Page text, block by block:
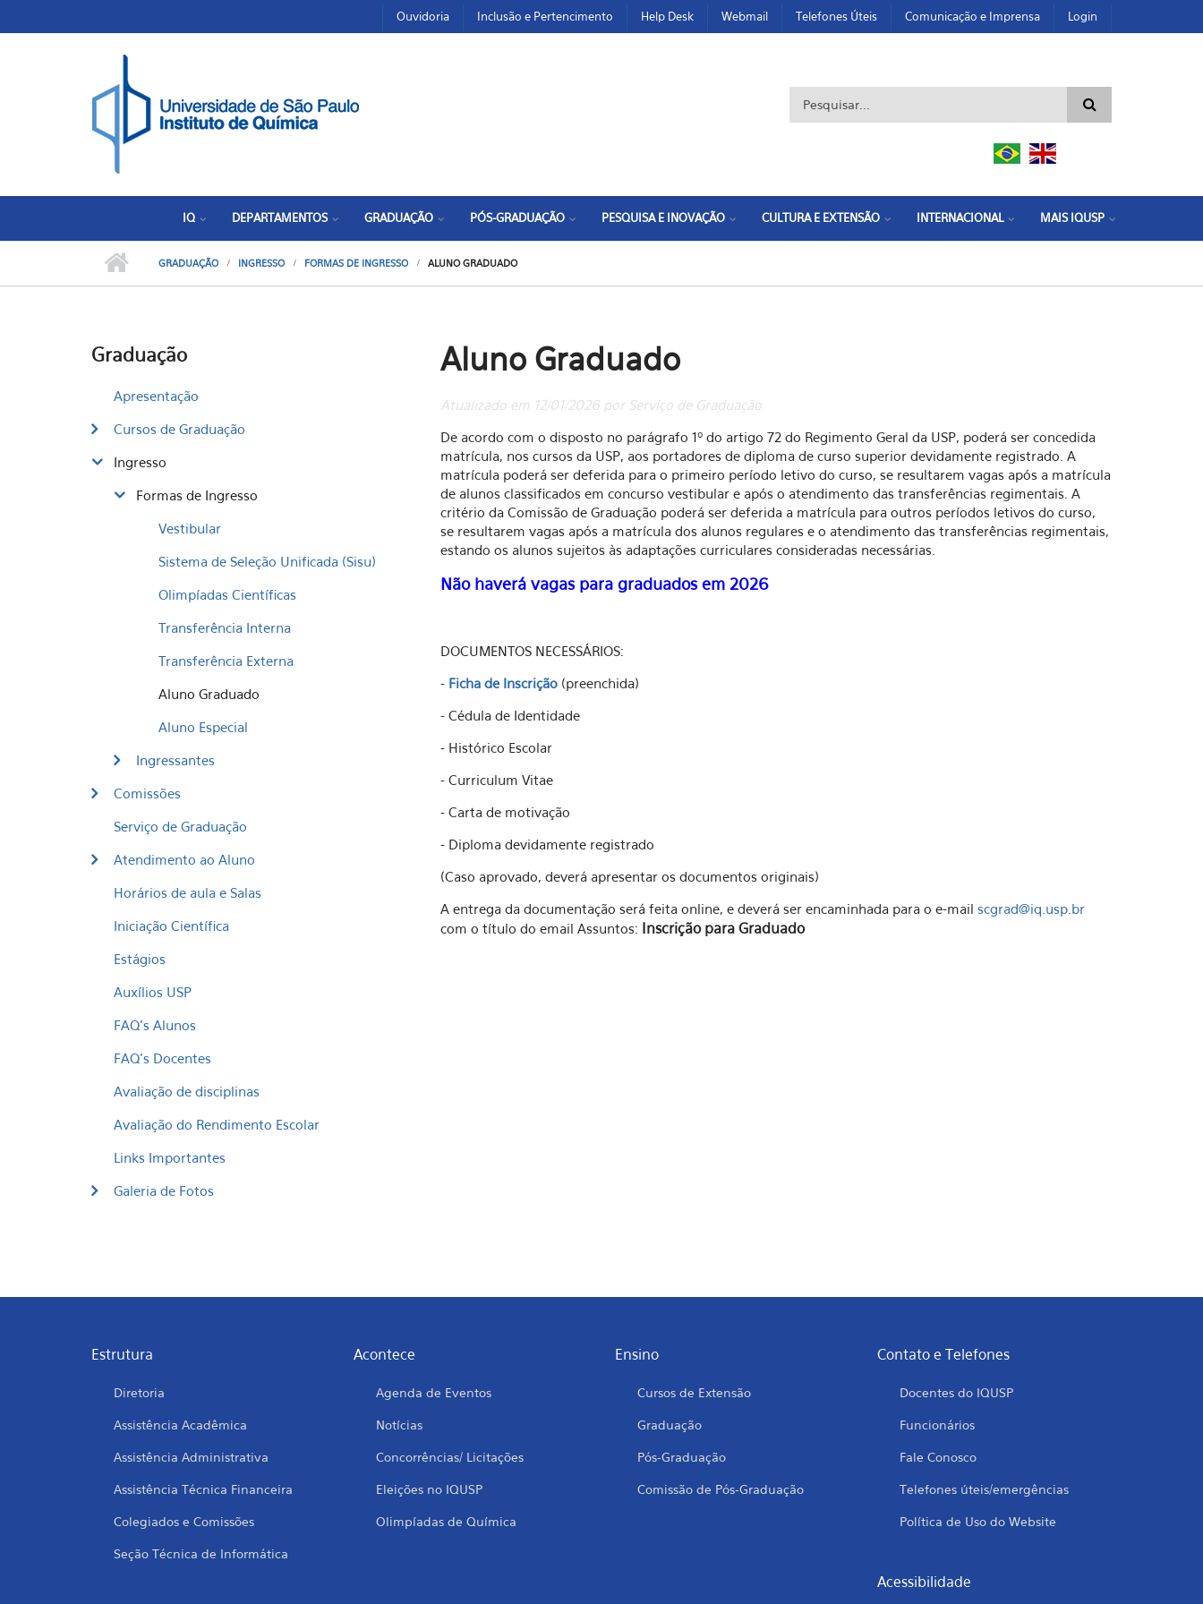
Ouvidoria Inclusão e Pertencimento Help Desk Webmail Telefones Úteis Comunicação e Imprensa Login
Formulário de busca
IQ DEPARTAMENTOS GRADUAÇÃO PÓS-GRADUAÇÃO PESQUISA E INOVAÇÃO CULTURA E EXTENSÃO INTERNACIONAL MAIS IQUSP
GRADUAÇÃO INGRESSO FORMAS DE INGRESSO ALUNO GRADUADO
Graduação
Apresentação
Cursos de Graduação
Ingresso
Formas de Ingresso
Vestibular
Sistema de Seleção Unificada (Sisu)
Olimpíadas Científicas
Transferência Interna
​Transferência Externa
Aluno Graduado
Aluno Especial
Ingressantes
Comissões
Serviço de Graduação
Atendimento ao Aluno
Horários de aula e Salas
Iniciação Científica
Estágios
Auxílios USP
FAQ's Alunos
FAQ's Docentes
Avaliação de disciplinas
Avaliação do Rendimento Escolar
Links Importantes
Galeria de Fotos
Aluno Graduado
Atualizado em 12/01/2026 por Serviço de Graduação
De acordo com o disposto no parágrafo 1º do artigo 72 do Regimento Geral da USP, poderá ser concedida
matrícula, nos cursos da USP, aos portadores de diploma de curso superior devidamente registrado. A
matrícula poderá ser deferida para o primeiro período letivo do curso, se resultarem vagas após a matrícula
de alunos classificados em concurso vestibular e após o atendimento das transferências regimentais. A
critério da Comissão de Graduação poderá ser deferida a matrícula para outros períodos letivos do curso,
se resultarem vagas após a matrícula dos alunos regulares e o atendimento das transferências regimentais,
estando os alunos sujeitos às adaptações curriculares consideradas necessárias.
Não haverá vagas para graduados em 2026
DOCUMENTOS NECESSÁRIOS:
- Ficha de Inscrição (preenchida)
- Cédula de Identidade
- Histórico Escolar
- Curriculum Vitae
- Carta de motivação
- Diploma devidamente registrado
(Caso aprovado, deverá apresentar os documentos originais)
A entrega da documentação será feita online, e deverá ser encaminhada para o e-mail scgrad@iq.usp.br
com o título do email Assuntos: Inscrição para Graduado
Estrutura
Diretoria
Assistência Acadêmica
Assistência Administrativa
Assistência Técnica Financeira
Colegiados e Comissões
Seção Técnica de Informática
Acontece
Agenda de Eventos
Notícias
Concorrências/ Licitações
Eleições no IQUSP
Olimpíadas de Química
Ensino
Cursos de Extensão
Graduação
Pós-Graduação
Comissão de Pós-Graduação
Contato e Telefones
Docentes do IQUSP
Funcionários
Fale Conosco
Telefones úteis/emergências
Política de Uso do Website
Acessibilidade